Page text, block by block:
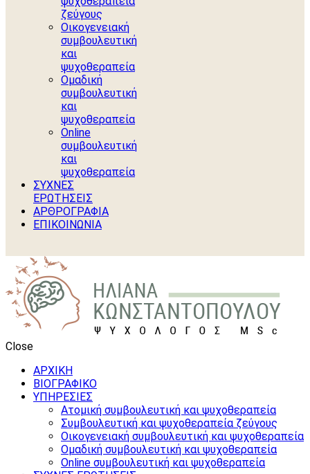
ζεύγους
Οικογενειακή
συμβουλευτική
και
ψυχοθεραπεία
Ομαδική
συμβουλευτική
και
ψυχοθεραπεία
Online
συμβουλευτική
και
ψυχοθεραπεία
ΣΥΧΝΕΣ
ΕΡΩΤΗΣΕΙΣ
ΑΡΘΡΟΓΡΑΦΙΑ
ΕΠΙΚΟΙΝΩΝΙΑ
Close
ΑΡΧΙΚΗ
ΒΙΟΓΡΑΦΙΚΟ
ΥΠΗΡΕΣΙΕΣ
Ατομική συμβουλευτική και ψυχοθεραπεία
Συμβουλευτική και ψυχοθεραπεία ζεύγους
Οικογενειακή συμβουλευτική και ψυχοθεραπεία
Ομαδική συμβουλευτική και ψυχοθεραπεία
Online συμβουλευτική και ψυχοθεραπεία